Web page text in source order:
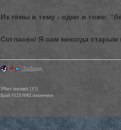
Из темы в тему - одно и тоже:
Согласен) Я сам никогда
-ТиЛорд-
Убит аепвп [13]
Бой 51253082 окончен